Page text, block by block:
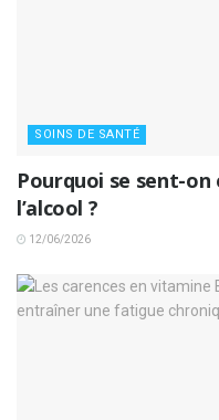
SOINS DE SANTÉ
Pourquoi se sent-
l’alcool ?
12/06/2026